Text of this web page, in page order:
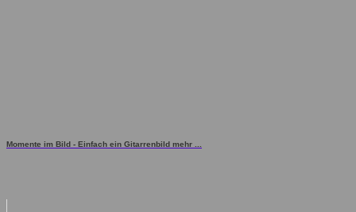
Momente im Bild - Einfach ein Gitarrenbild mehr ...